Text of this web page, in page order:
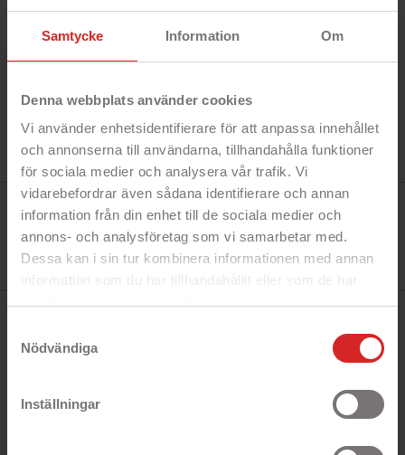
Samtycke Information Om
Denna webbplats använder cookies
Vi använder enhetsidentifierare för att anpassa innehållet
och annonserna till användarna, tillhandahålla funktioner
för sociala medier och analysera vår trafik. Vi
vidarebefordrar även sådana identifierare och annan
information från din enhet till de sociala medier och
annons- och analysföretag som vi samarbetar med.
Dessa kan i sin tur kombinera informationen med annan
information som du har tillhandahållit eller som de har
Nödvändiga
Inställningar
Tillverkare:
Merskal
MS9678
I lager
- Skyddande plånboksfodral